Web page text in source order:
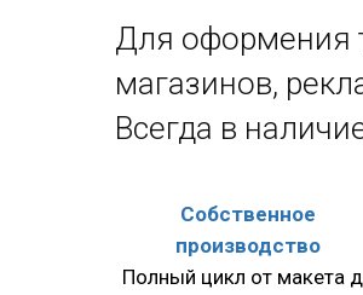
Для оформения
магазинов,
Всегда в
Собственное
производство
Полный цикл от макета